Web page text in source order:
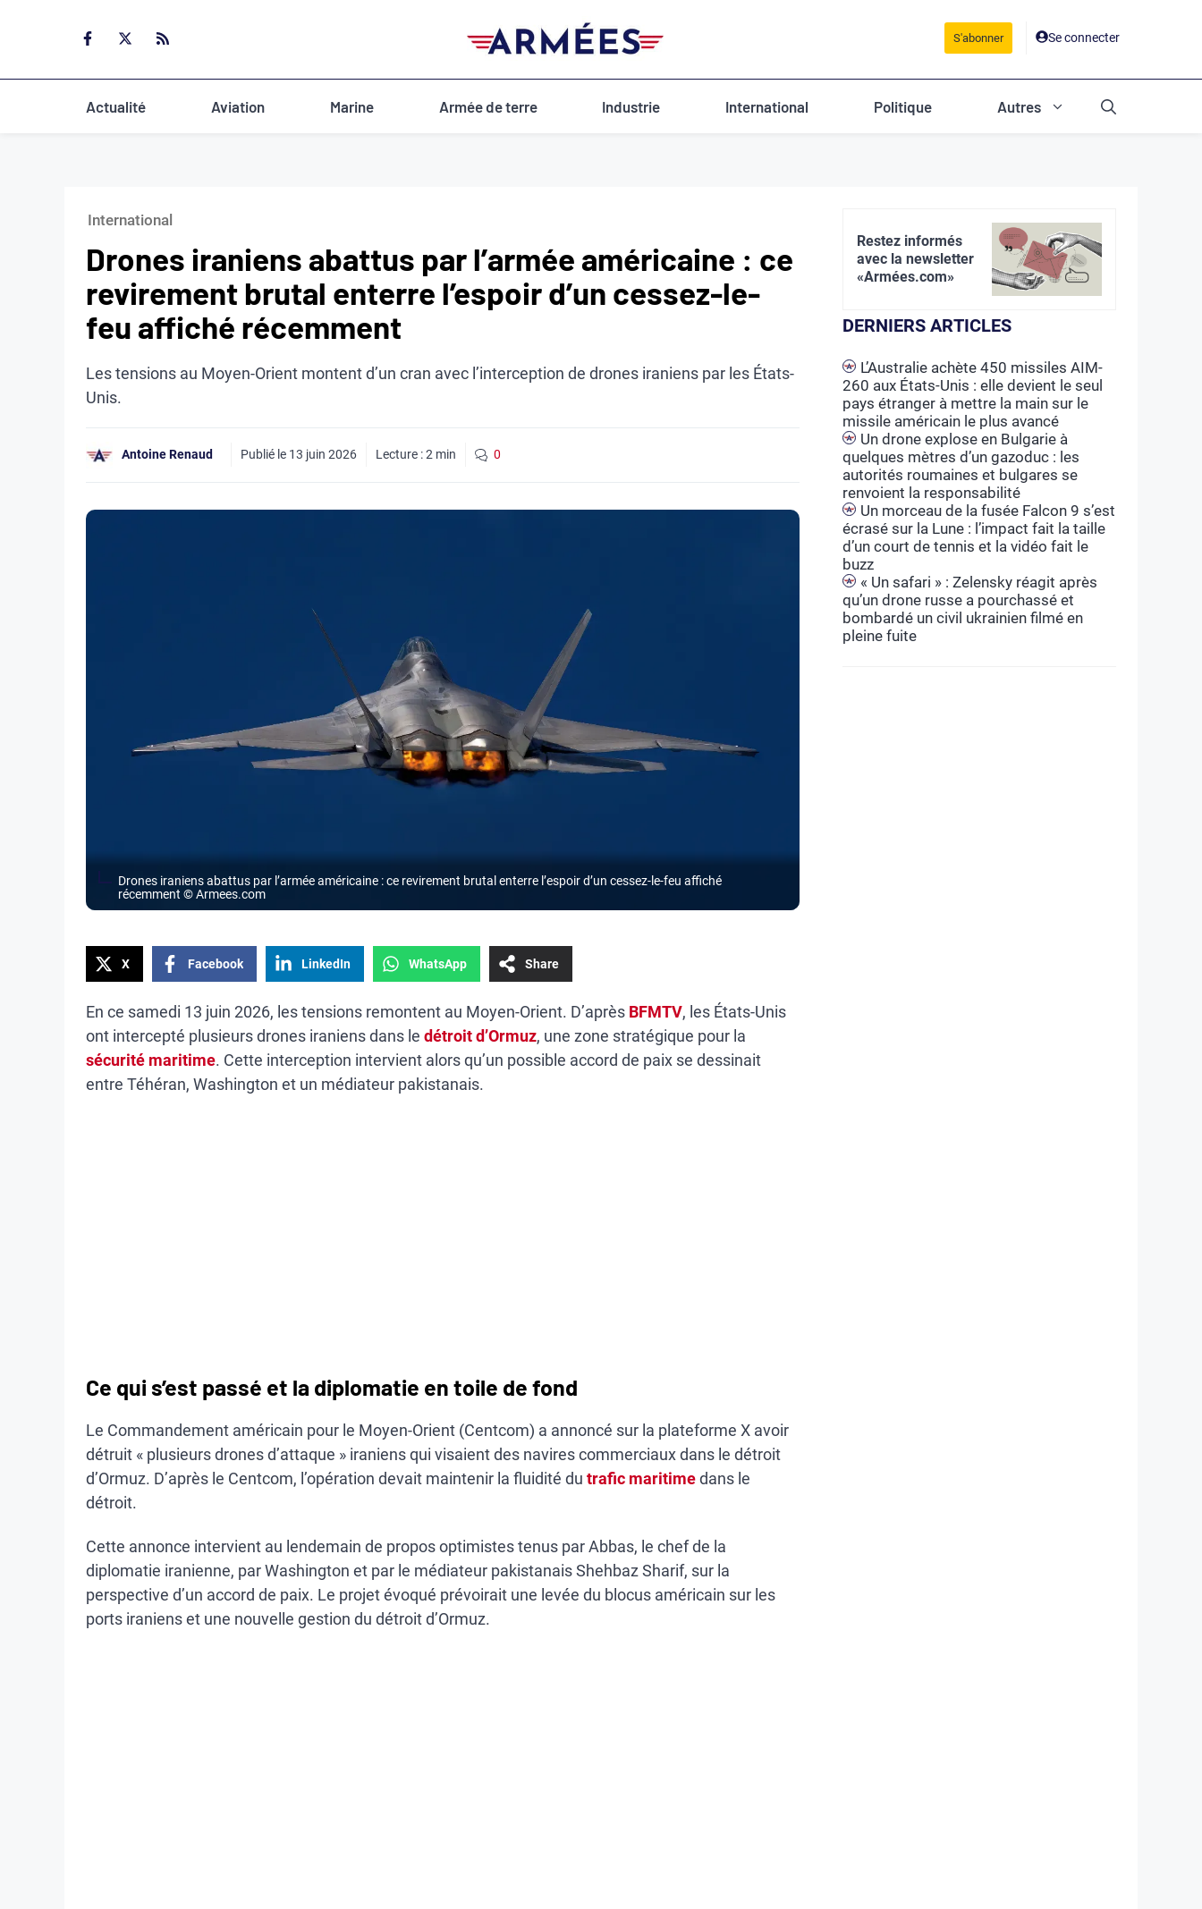
S'abonner Se connecter
Actualité Aviation Marine Armée de terre Industrie International Politique Autres
International
Drones iraniens abattus par l’armée américaine : ce
revirement brutal enterre l’espoir d’un cessez-le-
feu affiché récemment
Les tensions au Moyen-Orient montent d’un cran avec l’interception de drones iraniens par les États-
Unis.
Antoine Renaud Publié le 13 juin 2026 Lecture :2 min 0
Drones iraniens abattus par l’armée américaine : ce revirement brutal enterre l’espoir d’un cessez-le-feu affiché
récemment © Armees.com
X Facebook LinkedIn WhatsApp Share
En ce samedi 13 juin 2026, les tensions remontent au Moyen-Orient. D’après BFMTV, les États-Unis
ont intercepté plusieurs drones iraniens dans le détroit d’Ormuz, une zone stratégique pour la
sécurité maritime. Cette interception intervient alors qu’un possible accord de paix se dessinait
entre Téhéran, Washington et un médiateur pakistanais.
Ce qui s’est passé et la diplomatie en toile de fond
Le Commandement américain pour le Moyen-Orient (Centcom) a annoncé sur la plateforme X avoir
détruit « plusieurs drones d’attaque » iraniens qui visaient des navires commerciaux dans le détroit
d’Ormuz. D’après le Centcom, l’opération devait maintenir la fluidité du trafic maritimedans le
détroit.
Cette annonce intervient au lendemain de propos optimistes tenus par Abbas, le chef de la
diplomatie iranienne, par Washington et par le médiateur pakistanais Shehbaz Sharif, sur la
perspective d’un accord de paix. Le projet évoqué prévoirait une levée du blocus américain sur les
ports iraniens et une nouvelle gestion du détroit d’Ormuz.
Restez informés
avec la newsletter
«Armées.com»
DERNIERS ARTICLES
L’Australie achète 450 missiles AIM-
260 aux États-Unis : elle devient le seul
pays étranger à mettre la main sur le
missile américain le plus avancé
Un drone explose en Bulgarie à
quelques mètres d’un gazoduc : les
autorités roumaines et bulgares se
renvoient la responsabilité
Un morceau de la fusée Falcon 9 s’est
écrasé sur la Lune : l’impact fait la taille
d’un court de tennis et la vidéo fait le
buzz
« Un safari » : Zelensky réagit après
qu’un drone russe a pourchassé et
bombardé un civil ukrainien filmé en
pleine fuite